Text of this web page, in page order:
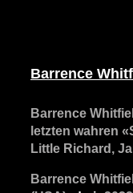
Barrence
Barrence
letzten wahren
Little Richard,
Barrence